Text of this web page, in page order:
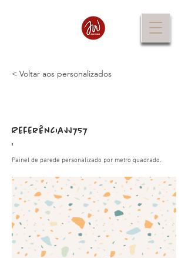
< Voltar aos personalizados
Referência
:
JJ757
Painel de parede personalizado por metro quadrado.